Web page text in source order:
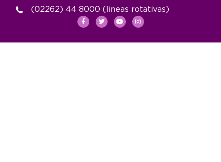
(02262) 44 8000 (lineas rotativas)